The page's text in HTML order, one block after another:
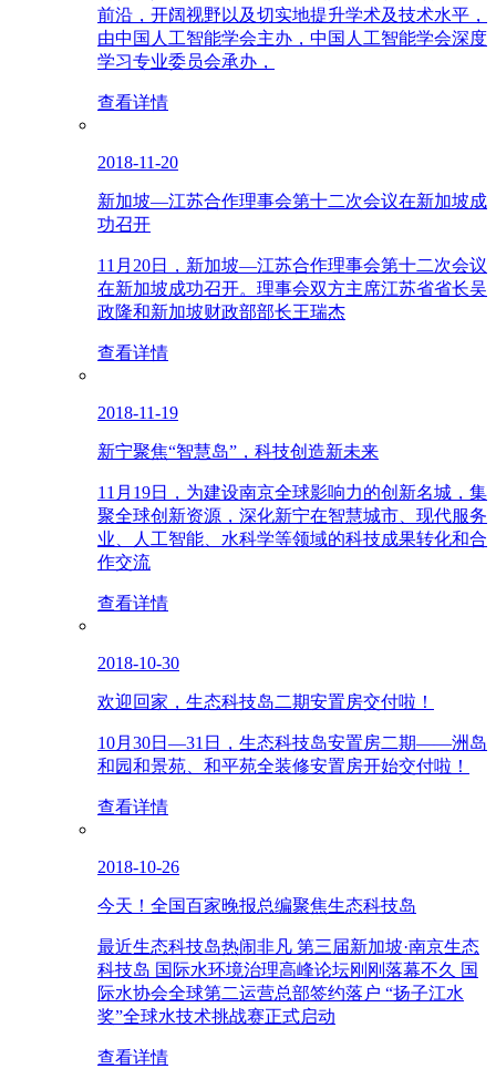
前沿，开阔视野以及切实地提升学术及技术水平，
由中国人工智能学会主办，中国人工智能学会深度
学习专业委员会承办，
查看详情
2018-11-20
新加坡—江苏合作理事会第十二次会议在新加坡成
功召开
11月20日，新加坡—江苏合作理事会第十二次会议
在新加坡成功召开。理事会双方主席江苏省省长吴
政隆和新加坡财政部部长王瑞杰
查看详情
2018-11-19
新宁聚焦“智慧岛”，科技创造新未来
11月19日，为建设南京全球影响力的创新名城，集
聚全球创新资源，深化新宁在智慧城市、现代服务
业、人工智能、水科学等领域的科技成果转化和合
作交流
查看详情
2018-10-30
欢迎回家，生态科技岛二期安置房交付啦！
10月30日—31日，生态科技岛安置房二期——洲岛
和园和景苑、和平苑全装修安置房开始交付啦！
查看详情
2018-10-26
今天！全国百家晚报总编聚焦生态科技岛
最近生态科技岛热闹非凡 第三届新加坡·南京生态
科技岛 国际水环境治理高峰论坛刚刚落幕不久 国
际水协会全球第二运营总部签约落户 “扬子江水
奖”全球水技术挑战赛正式启动
查看详情